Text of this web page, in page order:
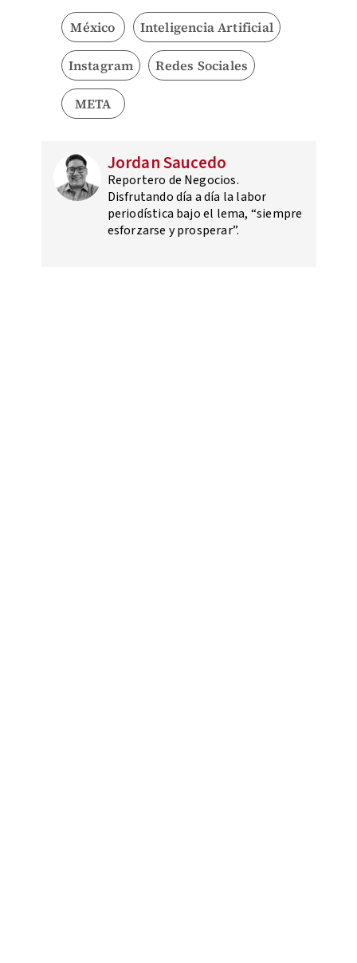
México Inteligencia Artificial
Instagram Redes Sociales
META
Jordan Saucedo
Reportero de Negocios.
Disfrutando día a día la labor
periodística bajo el lema, “siempre
esforzarse y prosperar”.